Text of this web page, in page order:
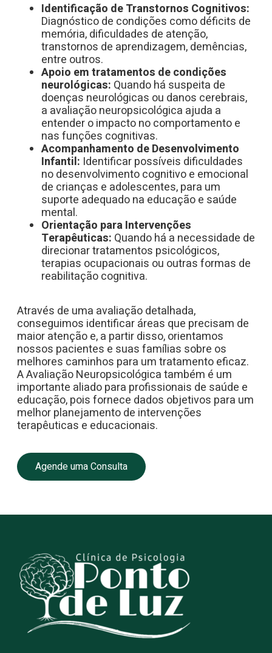
Identificação de Transtornos Cognitivos:
Diagnóstico de condições como déficits de
memória, dificuldades de atenção,
transtornos de aprendizagem, demências,
entre outros.
Apoio em tratamentos de condições
neurológicas: Quando há suspeita de
doenças neurológicas ou danos cerebrais,
a avaliação neuropsicológica ajuda a
entender o impacto no comportamento e
nas funções cognitivas.
Acompanhamento de Desenvolvimento
Infantil: Identificar possíveis dificuldades
no desenvolvimento cognitivo e emocional
de crianças e adolescentes, para um
suporte adequado na educação e saúde
mental.
Orientação para Intervenções
Terapêuticas: Quando há a necessidade de
direcionar tratamentos psicológicos,
terapias ocupacionais ou outras formas de
reabilitação cognitiva.
Através de uma avaliação detalhada,
conseguimos identificar áreas que precisam de
maior atenção e, a partir disso, orientamos
nossos pacientes e suas famílias sobre os
melhores caminhos para um tratamento eficaz.
A Avaliação Neuropsicológica também é um
importante aliado para profissionais de saúde e
educação, pois fornece dados objetivos para um
melhor planejamento de intervenções
terapêuticas e educacionais.
Agende uma Consulta